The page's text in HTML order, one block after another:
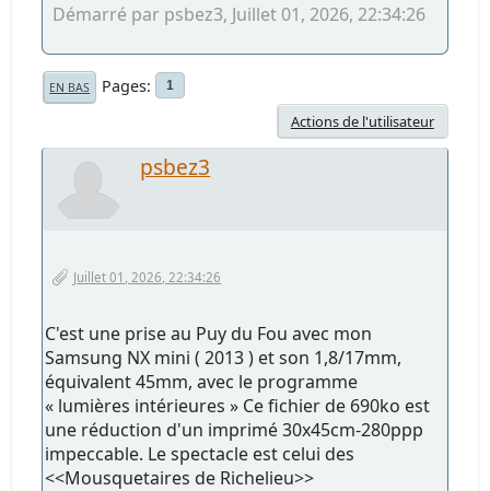
Démarré par psbez3, Juillet 01, 2026, 22:34:26
EN BAS Pages 1
Actions de l'utilisateur
psbez3
Juillet 01, 2026, 22:34:26
C'est une prise au Puy du Fou avec mon
Samsung NX mini ( 2013 ) et son 1,8/17mm,
équivalent 45mm, avec le programme
« lumières intérieures » Ce fichier de 690ko est
une réduction d'un imprimé 30x45cm-280ppp
impeccable. Le spectacle est celui des
<<Mousquetaires de Richelieu>>